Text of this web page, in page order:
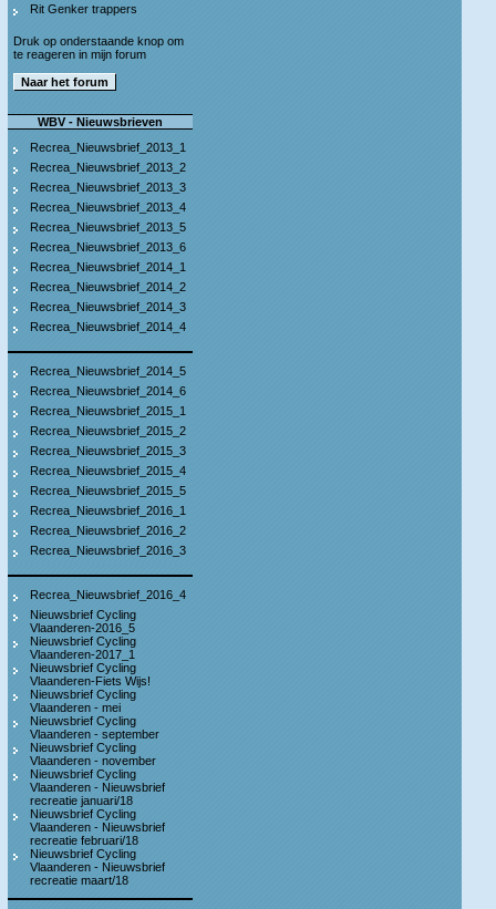
Rit Genker trappers
Druk op onderstaande knop om
te reageren in mijn forum
WBV - Nieuwsbrieven
Recrea_Nieuwsbrief_2013_1
Recrea_Nieuwsbrief_2013_2
Recrea_Nieuwsbrief_2013_3
Recrea_Nieuwsbrief_2013_4
Recrea_Nieuwsbrief_2013_5
Recrea_Nieuwsbrief_2013_6
Recrea_Nieuwsbrief_2014_1
Recrea_Nieuwsbrief_2014_2
Recrea_Nieuwsbrief_2014_3
Recrea_Nieuwsbrief_2014_4
Recrea_Nieuwsbrief_2014_5
Recrea_Nieuwsbrief_2014_6
Recrea_Nieuwsbrief_2015_1
Recrea_Nieuwsbrief_2015_2
Recrea_Nieuwsbrief_2015_3
Recrea_Nieuwsbrief_2015_4
Recrea_Nieuwsbrief_2015_5
Recrea_Nieuwsbrief_2016_1
Recrea_Nieuwsbrief_2016_2
Recrea_Nieuwsbrief_2016_3
Recrea_Nieuwsbrief_2016_4
Nieuwsbrief Cycling
Vlaanderen-2016_5
Nieuwsbrief Cycling
Vlaanderen-2017_1
Nieuwsbrief Cycling
Vlaanderen-Fiets Wijs!
Nieuwsbrief Cycling
Vlaanderen - mei
Nieuwsbrief Cycling
Vlaanderen - september
Nieuwsbrief Cycling
Vlaanderen - november
Nieuwsbrief Cycling
Vlaanderen - Nieuwsbrief
recreatie januari/18
Nieuwsbrief Cycling
Vlaanderen - Nieuwsbrief
recreatie februari/18
Nieuwsbrief Cycling
Vlaanderen - Nieuwsbrief
recreatie maart/18